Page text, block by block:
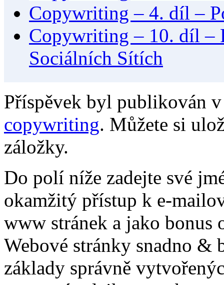
Copywriting – 4. díl –
Copywriting – 10. díl –
Sociálních Sítích
Příspěvek byl publikován
copywriting. Můžete si
záložky.
Do polí níže zadejte své
okamžitý přístup k e-
www stránek a jako
Webové stránky snadno &
základy správně